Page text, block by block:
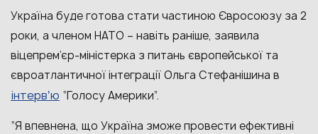
Україна буде готова стати частиною Євросоюзу за 2
роки, а членом НАТО – навіть раніше, заявила
віцепрем’єр-міністерка з питань європейської та
євроатлантичної інтеграції Ольга Стефанішина в
інтервʼю “Голосу Америки”.
“Я впевнена, що Україна зможе провести ефективні